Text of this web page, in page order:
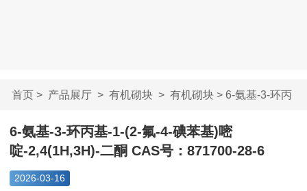
首页> 产品展厅> 有机砌块> 有机砌块> 6-氨基-3-环丙
基-1-(2-氟-4-碘...
6-氨基-3-环丙基-1-(2-氟-4-碘苯基)嘧
啶-2,4(1H,3H)-二酮 CAS号：871700-28-6
2026-03-16